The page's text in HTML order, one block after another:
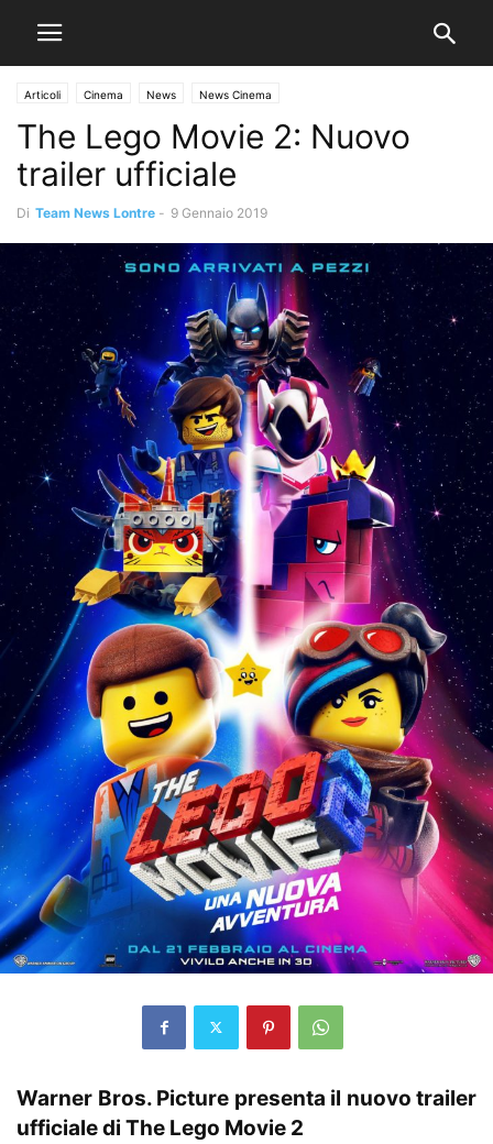
Articoli Cinema News News Cinema
The Lego Movie 2: Nuovo
trailer ufficiale
Di Team News Lontre - 9 Gennaio 2019
Warner Bros. Picture presenta il nuovo trailer
ufficiale di The Lego Movie 2